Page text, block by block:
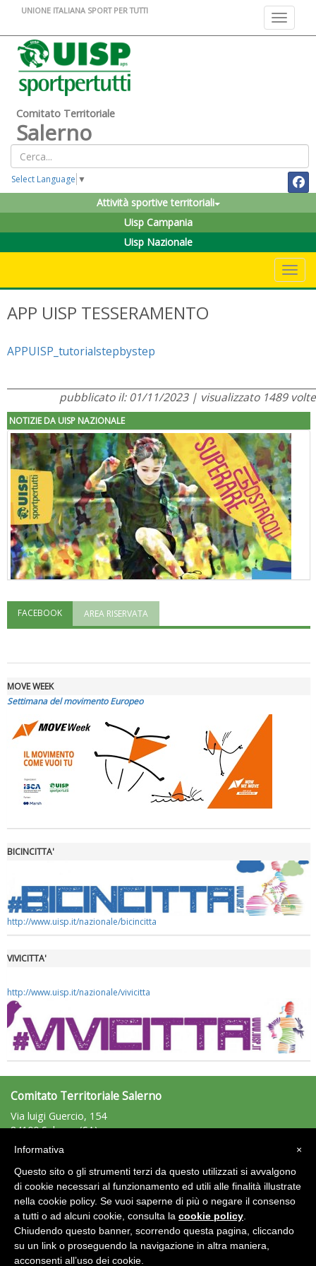
Toggle
UNIONE ITALIANA SPORT PER TUTTI
Comitato Territoriale
Salerno
Select Language ▼
Attività sportive territoriali
Uisp Campania
Uisp Nazionale
APP UISP TESSERAMENTO
APPUISP_tutorialstepbystep
pubblicato il: 01/11/2023 | visualizzato 1489 volte
NOTIZIE DA UISP NAZIONALE
"Superare gli ostacoli": la relazione di Tiziano Pesce al CN Uisp
Luglio 2026: "Pensando con i piedi, si possono fare le
Tiziano Pesce a Radio InBlu2000 traccia il bilancio della stagione
Ddl Lobby, Uisp: “Il Parlamento valorizzi le nostre specificità"
FACEBOOK AREA RISERVATA
MOVE WEEK
Settimana del movimento Europeo
BICINCITTA'
http://www.uisp.it/nazionale/bicincitta
VIVICITTA'
http://www.uisp.it/nazionale/vivicitta
Comitato Territoriale Salerno
Via luigi Guercio, 154
84100 Salerno (SA)
Tel: 089/797446 - 329/0264306 - Fax: 089797446
C.F.: 95075950659
Area Riservata 2.0
×
Informativa
Questo sito o gli strumenti terzi da questo utilizzati si avvalgono
di cookie necessari al funzionamento ed utili alle finalità illustrate
nella cookie policy. Se vuoi saperne di più o negare il consenso
a tutti o ad alcuni cookie, consulta la cookie policy
Chiudendo questo banner, scorrendo questa pagina, cliccando
su un link o proseguendo la navigazione in altra maniera,
acconsenti all’uso dei cookie.